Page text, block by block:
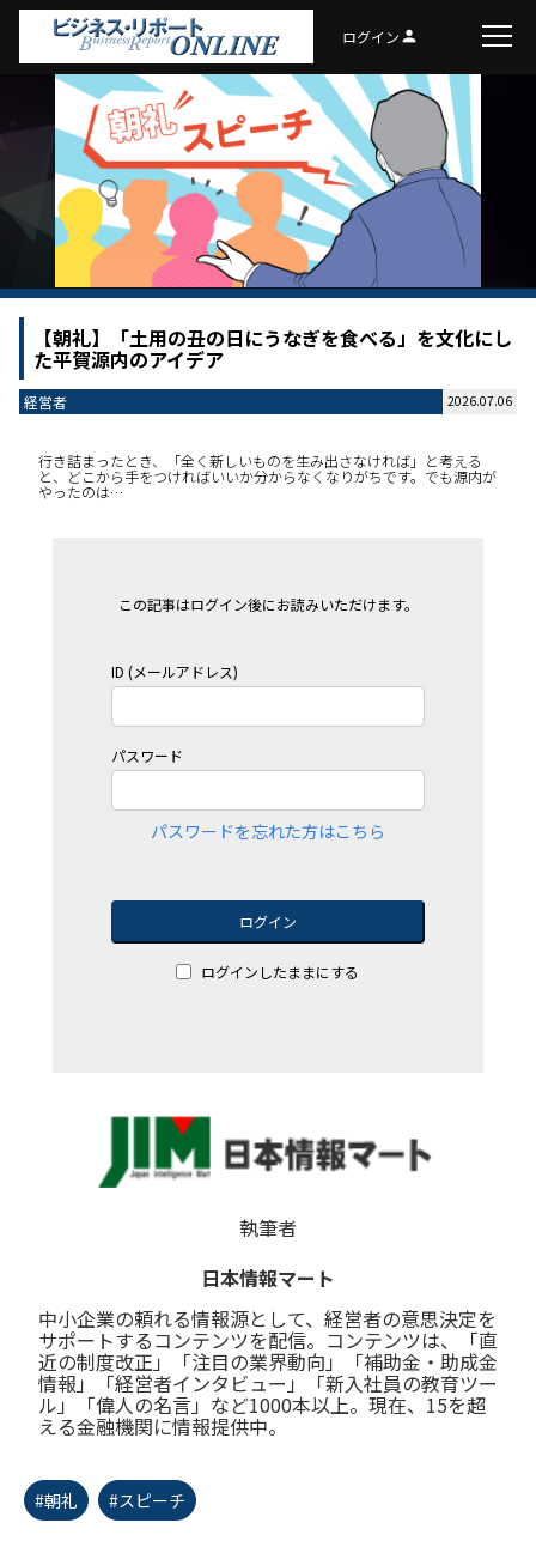
ログインperson
【朝礼】「土用の丑の日にうなぎを食べる」を文化にし
た平賀源内のアイデア
経営者 2026.07.06
行き詰まったとき、「全く新しいものを生み出さなければ」と考える
と、どこから手をつければいいか分からなくなりがちです。でも源内が
やったのは…
この記事はログイン後にお読みいただけます。
ID (メールアドレス)
パスワード
パスワードを忘れた方はこちら
ログイン
ログインしたままにする
執筆者
日本情報マート
中小企業の頼れる情報源として、経営者の意思決定を
サポートするコンテンツを配信。コンテンツは、「直
近の制度改正」「注目の業界動向」「補助金・助成金
情報」「経営者インタビュー」「新入社員の教育ツー
ル」「偉人の名言」など1000本以上。現在、15を超
える金融機関に情報提供中。
#朝礼 #スピーチ